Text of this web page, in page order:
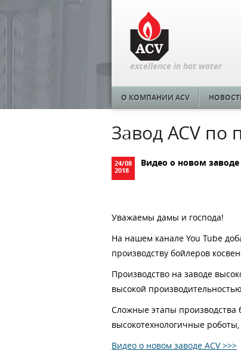
excellence in hot water
О КОМПАНИИ ACV
Завод ACV по
24/08
2018
Видео о новом заводе
Уважаемы дамы и господа!
На нашем канале You Tube
производству бойлеров
Производство на заводе
высокой
Сложные этапы производства
высокотехнологичные
Видео о новом заводе ACV >>>